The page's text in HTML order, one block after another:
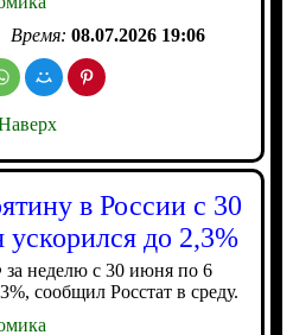
Время: 08.07.2026 19:06
в России с 30
до 2,3%
неделю с 30 июня по 6
сообщил Росстат в среду.